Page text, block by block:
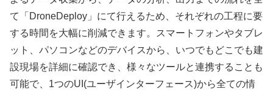
て「DroneDeploy」にて行えるため、それぞれの工程に要
する時間を大幅に削減できます。スマートフォンやタブレ
ット、パソコンなどのデバイスから、いつでもどこでも建
設現場を詳細に確認でき、様々なツールと連携することも
可能で、1つのUI(ユーザインターフェース)から全ての情